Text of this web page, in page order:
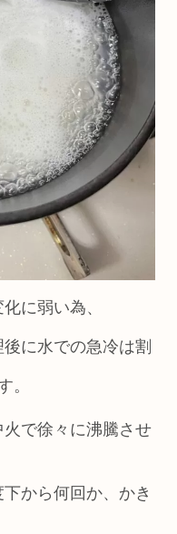
に弱い為、
に水での急冷は割
。
で徐々に沸騰させ
から何回か、かき